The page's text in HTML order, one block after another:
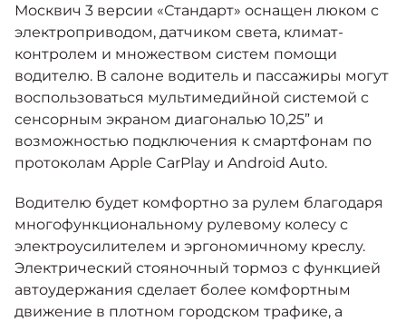
Москвич 3 версии «Стандарт» оснащен люком с
электроприводом, датчиком света, климат-
контролем и множеством систем помощи
водителю. В салоне водитель и пассажиры могут
воспользоваться мультимедийной системой с
сенсорным экраном диагональю 10,25” и
возможностью подключения к смартфонам по
протоколам Apple CarPlay и Android Auto.
Водителю будет комфортно за рулем благодаря
многофункциональному рулевому колесу с
электроусилителем и эргономичному креслу.
Электрический стояночный тормоз с функцией
автоудержания сделает более комфортным
движение в плотном городском трафике, а